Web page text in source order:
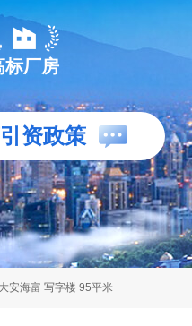
标厂房
资政策
安海富 写字楼 95平米